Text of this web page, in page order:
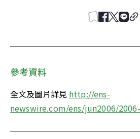
參考資料
全文及圖片詳見 http://ens-
newswire.com/ens/jun2006/